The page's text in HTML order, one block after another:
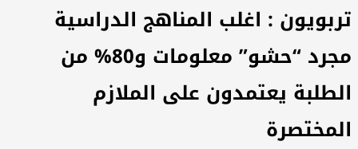
تربويون : اغلب المناهج الدراسية
مجرد “حشو” معلومات و80% من
الطلبة يعتمدون على الملازم
المختصرة